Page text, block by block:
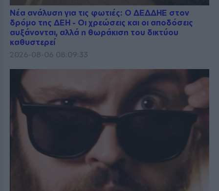
Νέα ανάλυση για τις φωτιές: Ο ΔΕΔΔΗΕ στον
δρόμο της ΔΕΗ - Οι χρεώσεις και οι αποδόσεις
αυξάνονται, αλλά η θωράκιση του δικτύου
καθυστερεί
2026-08-06 08:09:33